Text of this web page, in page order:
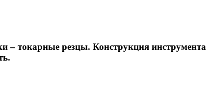
– токарные резцы. Конструкция инструмента